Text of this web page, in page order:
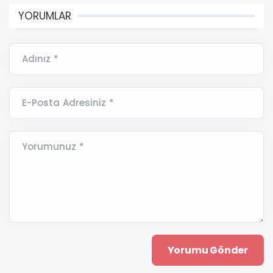
YORUMLAR
Adınız *
E-Posta Adresiniz *
Yorumunuz *